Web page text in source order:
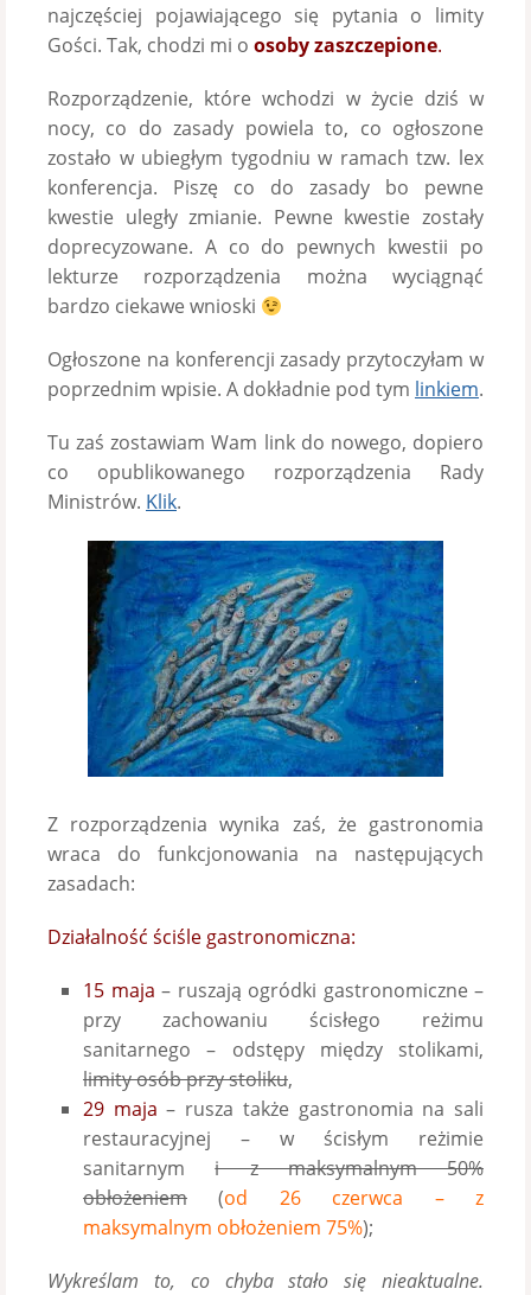
najczęściej pojawiającego się pytania o limity
Gości. Tak, chodzi mi o osoby zaszczepione.
Rozporządzenie, które wchodzi w życie dziś w
nocy, co do zasady powiela to, co ogłoszone
zostało w ubiegłym tygodniu w ramach tzw. lex
konferencja. Piszę co do zasady bo pewne
kwestie uległy zmianie. Pewne kwestie zostały
doprecyzowane. A co do pewnych kwestii po
lekturze rozporządzenia można wyciągnąć
bardzo ciekawe wnioski
Ogłoszone na konferencji zasady przytoczyłam w
poprzednim wpisie. A dokładnie pod tym linkiem.
Tu zaś zostawiam Wam link do nowego, dopiero
co opublikowanego rozporządzenia Rady
Ministrów. Klik.
Z rozporządzenia wynika zaś, że gastronomia
wraca do funkcjonowania na następujących
zasadach:
Działalność ściśle gastronomiczna:
15 maja – ruszają ogródki gastronomiczne –
przy zachowaniu ścisłego reżimu
sanitarnego – odstępy między stolikami,
limity osób przy stoliku,
29 maja – rusza także gastronomia na sali
restauracyjnej – w ścisłym reżimie
sanitarnymi z maksymalnym 50%
obłożeniem (od 26 czerwca – z
maksymalnym obłożeniem 75%);
Wykreślam to, co chyba stało się nieaktualne.